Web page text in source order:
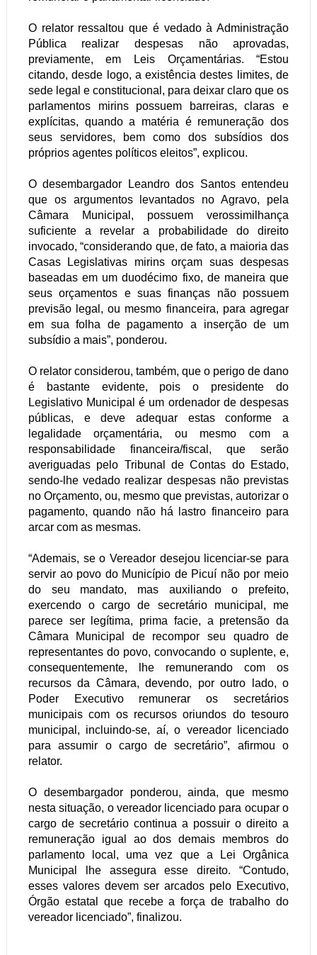
O relator ressaltou que é vedado à Administração
Pública realizar despesas não aprovadas,
previamente, em Leis Orçamentárias. “Estou
citando, desde logo, a existência destes limites, de
sede legal e constitucional, para deixar claro que os
parlamentos mirins possuem barreiras, claras e
explícitas, quando a matéria é remuneração dos
seus servidores, bem como dos subsídios dos
próprios agentes políticos eleitos”, explicou.
O desembargador Leandro dos Santos entendeu
que os argumentos levantados no Agravo, pela
Câmara Municipal, possuem verossimilhança
suficiente a revelar a probabilidade do direito
invocado, “considerando que, de fato, a maioria das
Casas Legislativas mirins orçam suas despesas
baseadas em um duodécimo fixo, de maneira que
seus orçamentos e suas finanças não possuem
previsão legal, ou mesmo financeira, para agregar
em sua folha de pagamento a inserção de um
subsídio a mais”, ponderou.
O relator considerou, também, que o perigo de dano
é bastante evidente, pois o presidente do
Legislativo Municipal é um ordenador de despesas
públicas, e deve adequar estas conforme a
legalidade orçamentária, ou mesmo com a
responsabilidade financeira/fiscal, que serão
averiguadas pelo Tribunal de Contas do Estado,
sendo-lhe vedado realizar despesas não previstas
no Orçamento, ou, mesmo que previstas, autorizar o
pagamento, quando não há lastro financeiro para
arcar com as mesmas.
“Ademais, se o Vereador desejou licenciar-se para
servir ao povo do Município de Picuí não por meio
do seu mandato, mas auxiliando o prefeito,
exercendo o cargo de secretário municipal, me
parece ser legítima, prima facie, a pretensão da
Câmara Municipal de recompor seu quadro de
representantes do povo, convocando o suplente, e,
consequentemente, lhe remunerando com os
recursos da Câmara, devendo, por outro lado, o
Poder Executivo remunerar os secretários
municipais com os recursos oriundos do tesouro
municipal, incluindo-se, aí, o vereador licenciado
para assumir o cargo de secretário”, afirmou o
relator.
O desembargador ponderou, ainda, que mesmo
nesta situação, o vereador licenciado para ocupar o
cargo de secretário continua a possuir o direito a
remuneração igual ao dos demais membros do
parlamento local, uma vez que a Lei Orgânica
Municipal lhe assegura esse direito. “Contudo,
esses valores devem ser arcados pelo Executivo,
Órgão estatal que recebe a força de trabalho do
vereador licenciado”, finalizou.